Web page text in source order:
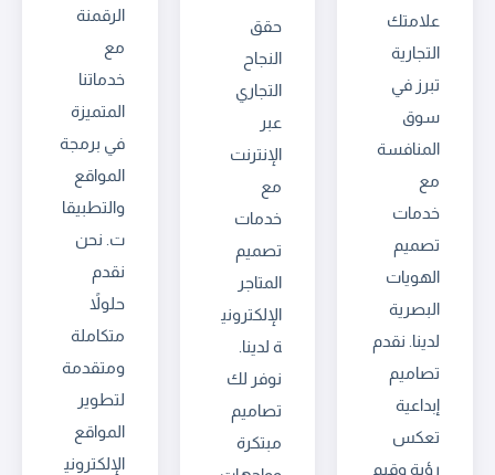
علامتك
التجارية
تبرز في
سوق
المنافسة
مع
خدمات
تصميم
الهويات
البصرية
لدينا. نقدم
تصاميم
إبداعية
تعكس
رؤية وقيم
حقق
النجاح
التجاري
عبر
الإنترنت
مع
خدمات
تصميم
المتاجر
الإلكتروني
ة لدينا.
نوفر لك
تصاميم
مبتكرة
الرقمنة
مع
خدماتنا
المتميزة
في برمجة
المواقع
والتطبيقا
ت. نحن
نقدم
حلولاً
متكاملة
ومتقدمة
لتطوير
المواقع
الإلكتروني